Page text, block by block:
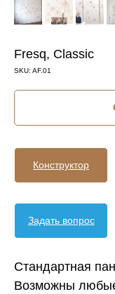
Fresq, Classic
SKU: AF.01
Конструктор
Задать вопрос
Стандартная
Возможны